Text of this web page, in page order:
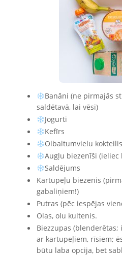
Banāni (ne pirmajās
saldētavā, lai vēsi)
Jogurti
Kefīrs
Olbaltumvielu kokteilis
Augļu biezenīši (ieliec
Saldējums
Kartupeļu biezenis
gabaliņiem!)
Putras (pēc iespējas
Olas, olu kultenis.
Biezzupas (blenderētas;
ar kartupeļiem, rīsiem;
būtu laba opcija, bet